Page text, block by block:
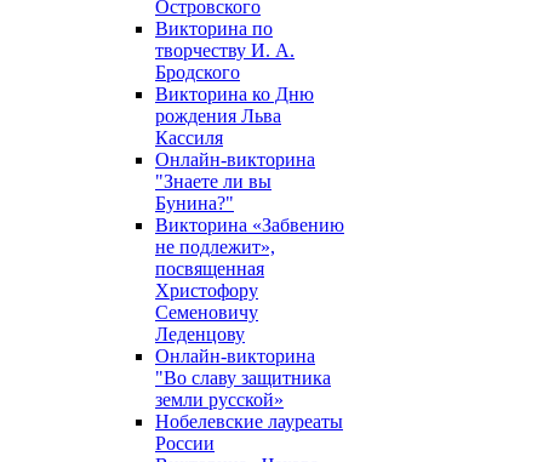
Островского
Викторина по
творчеству И. А.
Бродского
Викторина ко Дню
рождения Льва
Кассиля
Онлайн-викторина
"Знаете ли вы
Бунина?"
Викторина «Забвению
не подлежит»,
посвященная
Христофору
Семеновичу
Леденцову
Онлайн-викторина
"Во славу защитника
земли русской»
Нобелевские лауреаты
России